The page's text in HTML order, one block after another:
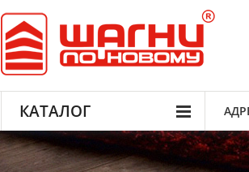
КАТАЛОГ